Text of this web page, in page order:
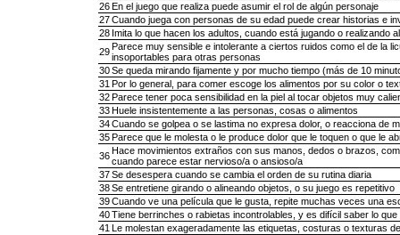
26 En el juego que realiza puede asumir el rol de algún personaje
27Cuando juega con personas de su edad puede crear historias e
28 Imita lo que hacen los adultos, cuando está jugando o realizando
29 Parece muy sensible e intolerante a ciertos ruidos como el de la
insoportables para otras personas
30Se queda mirando fijamente y por mucho tiempo (más de 10
31 Por lo general, para comer escoge los alimentos por su color o
32 Parece tener poca sensibilidad en la piel al tocar objetos muy
33 Huele insistentemente a las personas, cosas o alimentos
34Cuando se golpea o se lastima no expresa dolor, o reacciona de
35 Parece que le molesta o le produce dolor que le toquen o que le
36 Hace movimientos extraños con sus manos, dedos o brazos,
cuando parece estar nervioso/a o ansioso/a
37Se desespera cuando se cambia el orden de su rutina diaria
38Se entretiene girando o alineando objetos, o su juego es repetitivo
39Cuando ve una película que le gusta, repite muchas veces una
40Tiene berrinches o rabietas incontrolables, y es difícil saber lo
41
Le molestan exageradamente las etiquetas, costuras o texturas